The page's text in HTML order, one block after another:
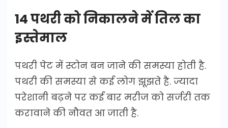
14 पथरी को निकालने में तिल का
इस्तेमाल
पथरी पेट में स्टोन बन जाने की समस्या होती है.
पथरी की समस्या से कई लोग झूझते है. ज्यादा
परेशानी बढ़ने पर कई बार मरीज को सर्जरी तक
करावाने की नौवत आ जाती है.